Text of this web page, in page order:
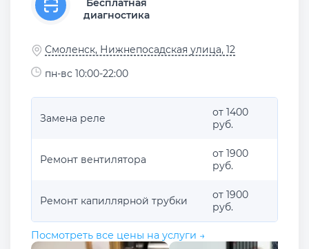
диагностика
Смоленск, Нижнепосадская улица, 12
пн-вс 10:00-22:00
Замена реле
от 1400
руб.
Ремонт вентилятора
от 1900
руб.
Ремонт капиллярной трубки
от 1900
руб.
Посмотреть все цены на услуги →